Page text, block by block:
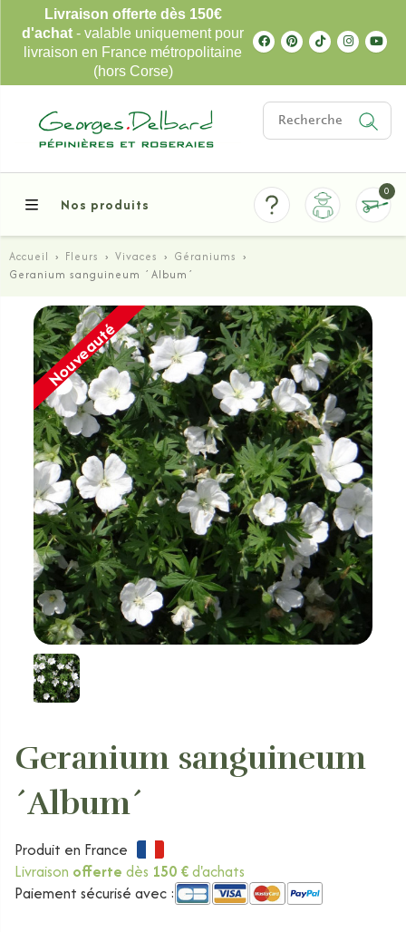
Livraison offerte dès 150€
d'achat - valable uniquement pour
livraison en France métropolitaine
(hors Corse)
Nos produits
0
Accueil › Fleurs › Vivaces › Géraniums ›
Geranium sanguineum ´Album´
Nouveauté
Geranium sanguineum
´Album´
Produit en France
Livraison offerte dès 150 €d'achats
Paiement sécurisé avec :